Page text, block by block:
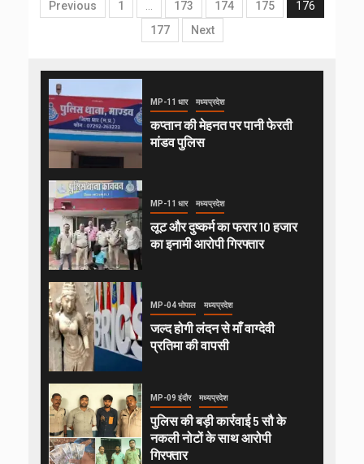
Previous 1 173 174 175
176
177
Next
MP-11 धार मध्यप्रदेश
कप्तान की मेहनत पर पानी फेरती
मांडव पुलिस
MP-11 धार मध्यप्रदेश
लूट और दुष्कर्म का फरार 10 हजार
का इनामी आरोपी गिरफ्तार
MP-04 भोपाल मध्यप्रदेश
जल्द होगी लंदन से माँ वाग्देवी
प्रतिमा की वापसी
MP-09 इंदौर मध्यप्रदेश
पुलिस की बड़ी कार्रवाई 5 सौ के
नकली नोटों के साथ आरोपी
गिरफ्तार